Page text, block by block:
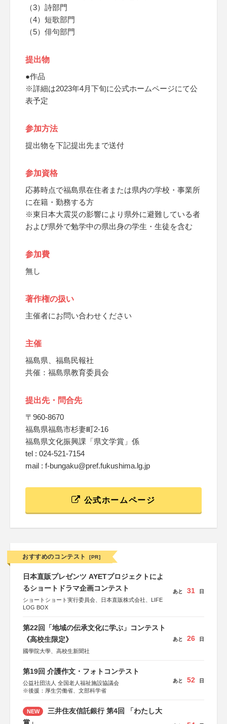
（3）詩部門
（4）短歌部門
（5）俳句部門
提出物
●作品
※詳細は2023年4月下旬に公式ホームページにて公
表予定
参加方法
提出物を下記提出先まで送付
参加資格
応募時点で福島県在住者または県内の学校・事業所
に在籍・勤務する方
※東日本大震災の影響により県外に避難している者
および県外で勉学中の県出身の学生・生徒を含む
参加費
無し
著作権の扱い
主催者にお問い合わせください
主催
福島県、福島民報社
共催：福島県教育委員会
提出先・問合先
〒960-8670
福島県福島市杉妻町2-16
福島県文化振興課「県文学賞」係
tel : 024-521-7154
mail : f-bungaku@pref.fukushima.lg.jp
公式ホームページ
おすすめのコンテスト [PR]
日本直販プレゼンツ AYETプロジェクトによ
るショートドラマ企画コンテスト
ショートショート実行委員会、日本直販株式会社、LIFE
LOG BOX
あと 31 日
第22回「地域の伝承文化に学ぶ」コンテスト
《高校生限定》
國學院大學、高校生新聞社
あと 26 日
第19回 介護作文・フォトコンテスト
公益社団法人 全国老人福祉施設協議会
※後援：厚生労働省、文部科学省
あと 52 日
NEW
三井住友信託銀行 第4回 「わたし大